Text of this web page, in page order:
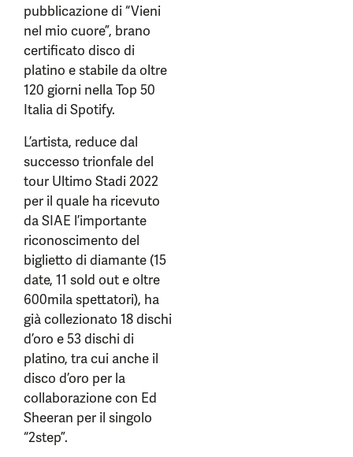
pubblicazione di “Vieni
nel mio cuore”, brano
certificato disco di
platino e stabile da oltre
120 giorni nella Top 50
Italia di Spotify.
L’artista, reduce dal
successo trionfale del
tour Ultimo Stadi 2022
per il quale ha ricevuto
da SIAE l’importante
riconoscimento del
biglietto di diamante (15
date, 11 sold out e oltre
600mila spettatori), ha
già collezionato 18 dischi
d’oro e 53 dischi di
platino, tra cui anche il
disco d’oro per la
collaborazione con Ed
Sheeran per il singolo
“2step”.